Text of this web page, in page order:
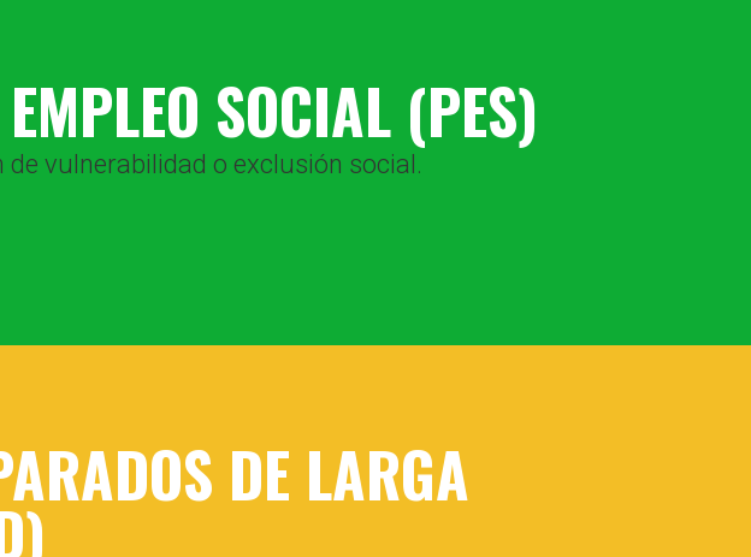
SOCIAL (PES)
vulnerabilidad o exclusión social.
DE LARGA